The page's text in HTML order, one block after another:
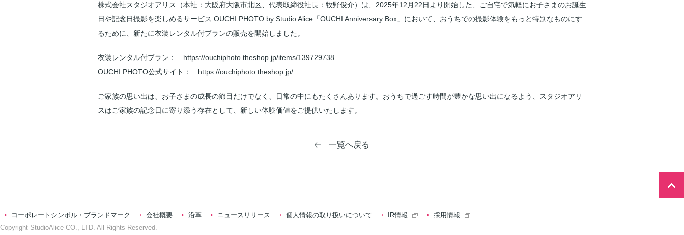
株式会社スタジオアリス（本社：大阪府大阪市北区、代表取締役社長：牧野俊介）は、2025年12月22日より開始した、ご自宅で気軽にお子さまのお誕生
日や記念日撮影を楽しめるサービス OUCHI PHOTO by Studio Alice「OUCHI Anniversary Box」において、おうちでの撮影体験をもっと特別なものにす
るために、新たに衣装レンタル付プランの販売を開始しました。
衣装レンタル付プラン： https://ouchiphoto.theshop.jp/items/139729738
OUCHI PHOTO公式サイト： https://ouchiphoto.theshop.jp/
ご家族の思い出は、お子さまの成長の節目だけでなく、日常の中にもたくさんあります。おうちで過ごす時間が豊かな思い出になるよう、スタジオアリ
スはご家族の記念日に寄り添う存在として、新しい体験価値をご提供いたします。
一覧へ戻る
コーポレートシンボル・ブランドマーク 会社概要 沿革 ニュースリリース 個人情報の取り扱いについて IR情報 採用情報
Copyright StudioAlice CO., LTD. All Rights Reserved.